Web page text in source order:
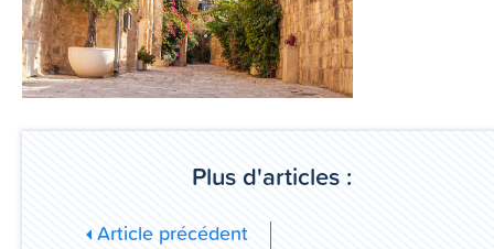
Plus d'articles :
Article précédent